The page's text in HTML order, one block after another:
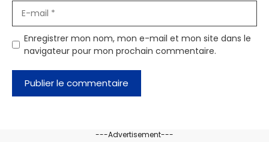
mail
Enregistrer mon nom, mon e-mail et mon site dans le
navigateur pour mon prochain commentaire.
---Advertisement---